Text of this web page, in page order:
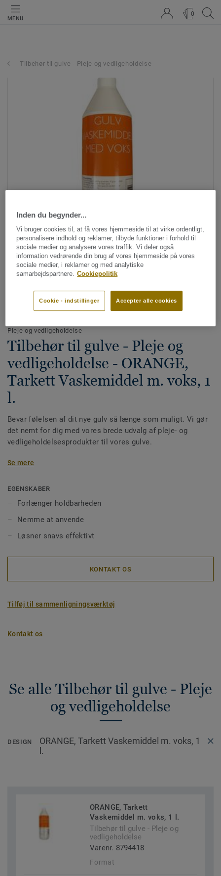
MENU
0
Tilbehør til gulve - Pleje og vedligeholdelse
Se alle designs (13)
Pleje og vedligeholdelse
Tilbehør til gulve - Pleje og
vedligeholdelse - ORANGE,
Tarkett Vaskemiddel m. voks, 1
l.
Bevar følelsen af dit nye gulv så længe som muligt. Vi gør
det nemt for dig med vores brede udvalg af pleje- og
vedligeholdelsesprodukter til vores gulve.
Sikkerhedsdatablade er tilgængelige
Se mere
EGENSKABER
Forlænger holdbarheden
Nemme at anvende
Løsner snavs effektivt
KONTAKT OS
Tilføj til sammenligningsværktøj
Kontakt os
Se alle Tilbehør til gulve - Pleje
og vedligeholdelse
DESIGN
ORANGE, Tarkett Vaskemiddel m. voks, 1
l.
ORANGE, Tarkett
Vaskemiddel m. voks, 1 l.
Tilbehør til gulve - Pleje og
vedligeholdelse
Varenr. 8794418
Format
Inden du begynder...
Vi bruger cookies til, at få vores hjemmeside til at virke ordentligt,
personalisere indhold og reklamer, tilbyde funktioner i forhold til
sociale medier og analysere vores traffik. Vi deler også
information vedrørende din brug af vores hjemmeside på vores
sociale medier, i reklamer og med analytiske
samarbejdspartnere. Cookiepolitik
Accepter alle cookies
Cookie - indstillinger